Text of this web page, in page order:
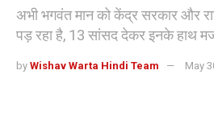
अभी भगवंत मान को केंद्र सरकार और
पड़ रहा है, 13 सांसद देकर इनके हाथ
by Wishav Warta Hindi Team May